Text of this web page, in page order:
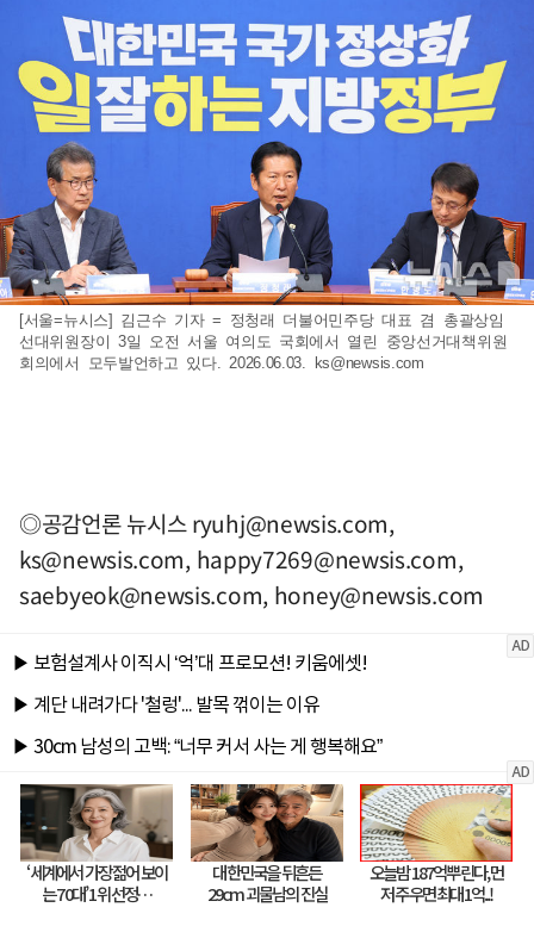
[서울=뉴시스] 김근수 기자 = 정청래 더불어민주당 대표 겸 총괄상임
선대위원장이 3일 오전 서울 여의도 국회에서 열린 중앙선거대책위원
회의에서 모두발언하고 있다. 2026.06.03. ks@newsis.com
◎공감언론 뉴시스ryuhj@newsis.com,
ks@newsis.com, happy7269@newsis.com,
saebyeok@newsis.com, honey@newsis.com